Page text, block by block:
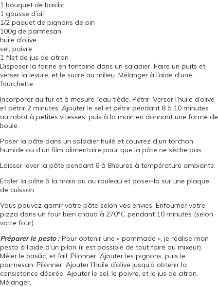
1 bouquet de basilic
1 gousse d’ail
1/2 paquet de pignons de pin
100g de parmesan
huile d’olive
sel, poivre
1 filet de jus de citron
Disposer la farine en fontaine dans un saladier. Faire un puits et
verser la levure, et le sucre au milieu. Mélanger à l’aide d’une
fourchette.
Incorporer au fur et à mesure l’eau tiède. Pétrir. Verser l’huile d’olive
et pétrir 2 minutes. Ajouter le sel et pétrir pendant 8 à 10 minutes
au robot à petites vitesses, puis à la main en donnant une forme de
boule.
Poser la pâte dans un saladier huilé et couvrez d’un torchon
humide ou d’un film alimentaire pour que la pâte ne sèche pas.
Laisser lever la pâte pendant 6 à 8heures à température ambiante.
Etaler la pâte à la main ou au rouleau et poser-la sur une plaque
de cuisson.
Vous pouvez garnir votre pâte selon vos envies. Enfourner votre
pizza dans un four bien chaud à 270°C pendant 10 minutes (selon
votre four).
Préparer le pesto :Pour obtenir une « pommade », je réalise mon
pesto à l’aide d’un pilon (il est possible de tout faire au mixeur).
Mêler le basilic, et l’ail. Pilonner. Ajouter les pignons, puis le
parmesan. Pilonner. Ajouter l’huile d’olive jusqu’à obtenir la
consistance désirée. Ajouter le sel, le poivre, et le jus de citron.
Mélanger.